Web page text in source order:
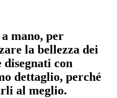
mano, per
la bellezza dei
con
dettaglio, perché
al meglio.